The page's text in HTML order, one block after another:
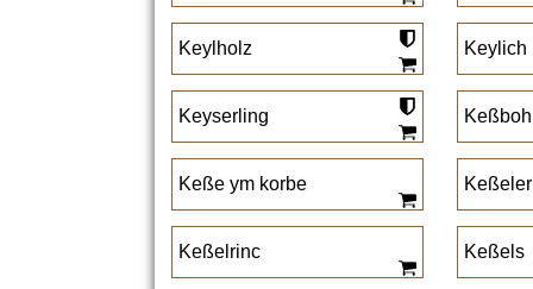
Keylholz Keylich
Keyserling
Keße ym korbe Keßeler
Keßelrinc Keßels